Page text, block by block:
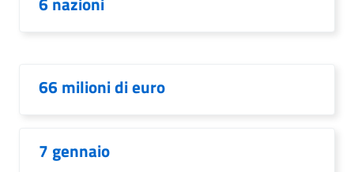
66 milioni di euro
7 gennaio